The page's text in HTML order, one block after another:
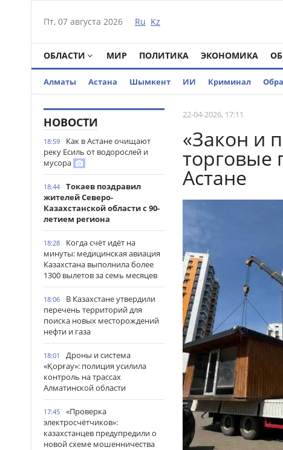
Пт, 07 августа 2026 Ru Kz
ОБЛАСТИ МИР ПОЛИТИКА ЭКОНОМИКА
Алматы Астана Шымкент ИИ Криминал
НОВОСТИ
18:59
Как в Астане очищают
реку Есиль от водорослей и
мусора
18:44
Токаев поздравил
жителей Северо-
Казахстанской области с 90-
летием региона
18:28
Когда счёт идёт на
минуты: медицинская авиация
Казахстана выполнила более
1300 вылетов за семь месяцев
18:06
В Казахстане утвердили
перечень территорий для
поиска новых месторождений
нефти и газа
18:01
Дроны и система
«Қорғау»: полиция усилила
контроль на трассах
Алматинской области
17:45
«Проверка
электросчётчиков»:
казахстанцев предупредили о
новой схеме мошенничества
22-04-2026, 17:11
«Закон и
торговые
Астане